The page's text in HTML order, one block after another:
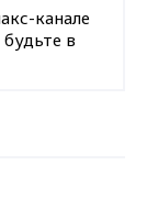
канале
в